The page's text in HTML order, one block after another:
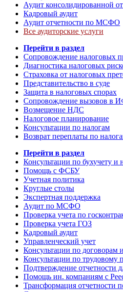
Аудит консолидированной
Кадровый аудит
Аудит отчетности по МСФО
Все аудиторские услуги
Перейти в раздел
Сопровождение налоговых
Диагностика налоговых
Страховка от налоговых
Представительство в суде
Защита в налоговых спорах
Сопровождение вызовов в
Возмещение НДС
Налоговое планирование
Консультации по налогам
Возврат переплаты по
Перейти в раздел
Консультации по бухучету и
Помощь с ФСБУ
Учетная политика
Круглые столы
Экспертная поддержка
Аудит по МСФО
Проверка учета по
Проверка учета ГОЗ
Кадровый аудит
Управленческий учет
Консультации по договорам
Консультации по трудовому
Подтверждение отчетности
Помощь ин. компаниям с
Трансформация